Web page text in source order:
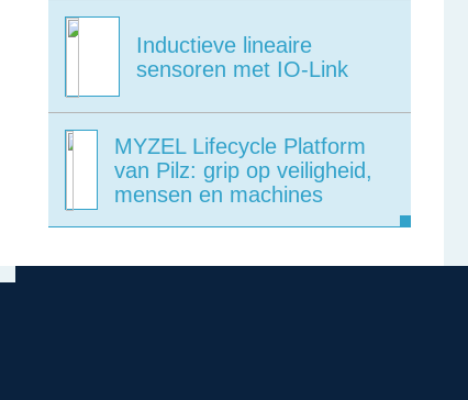
Inductieve lineaire
sensoren met IO-Link
MYZEL Lifecycle Platform
van Pilz: grip op veiligheid,
mensen en machines